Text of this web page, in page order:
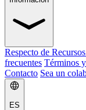
Respecto de
frecuentes Términos
Contacto Sea un
ES